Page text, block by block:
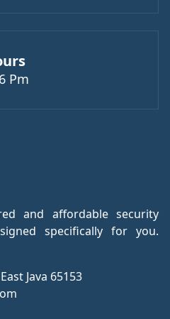
Pm
and affordable security
specifically for you.
Java 65153